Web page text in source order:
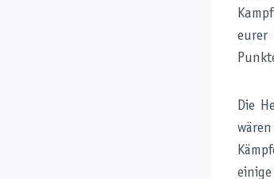
eurer
Die